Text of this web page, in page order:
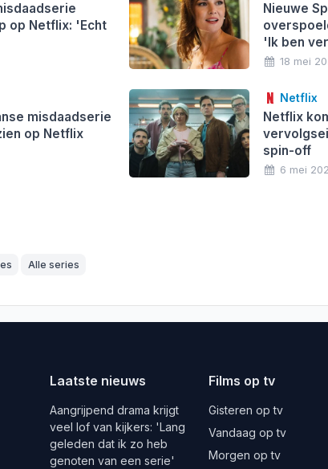
op Netflix: 'Echt
Nieuwe
'Ik ben
18 mei
misdaadserie
op Netflix
Netflix
Netflix
spin-off
6 mei
Alle series
Laatste nieuws
Aangrijpend drama krijgt
veel lof van kijkers: 'Lang
geleden dat ik zo heb
genoten van een serie'
Films op tv
Gisteren op tv
Vandaag op tv
Morgen op tv